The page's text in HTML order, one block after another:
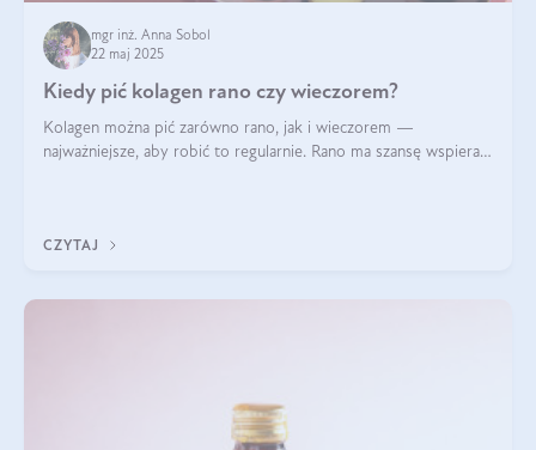
mgr inż. Anna Sobol
22 maj 2025
Kiedy pić kolagen rano czy wieczorem?
Kolagen można pić zarówno rano, jak i wieczorem —
najważniejsze, aby robić to regularnie. Rano ma szansę wspierać
CZYTAJ